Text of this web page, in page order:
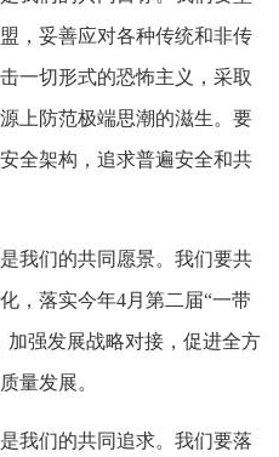
，妥善应对各种传统和非传
一切形式的恐怖主义，采取
上防范极端思潮的滋生。要
全架构，追求普遍安全和共
我们的共同愿景。我们要共
，落实今年4月第二届“一带
加强发展战略对接，促进全方
量发展。
我们的共同追求。我们要落